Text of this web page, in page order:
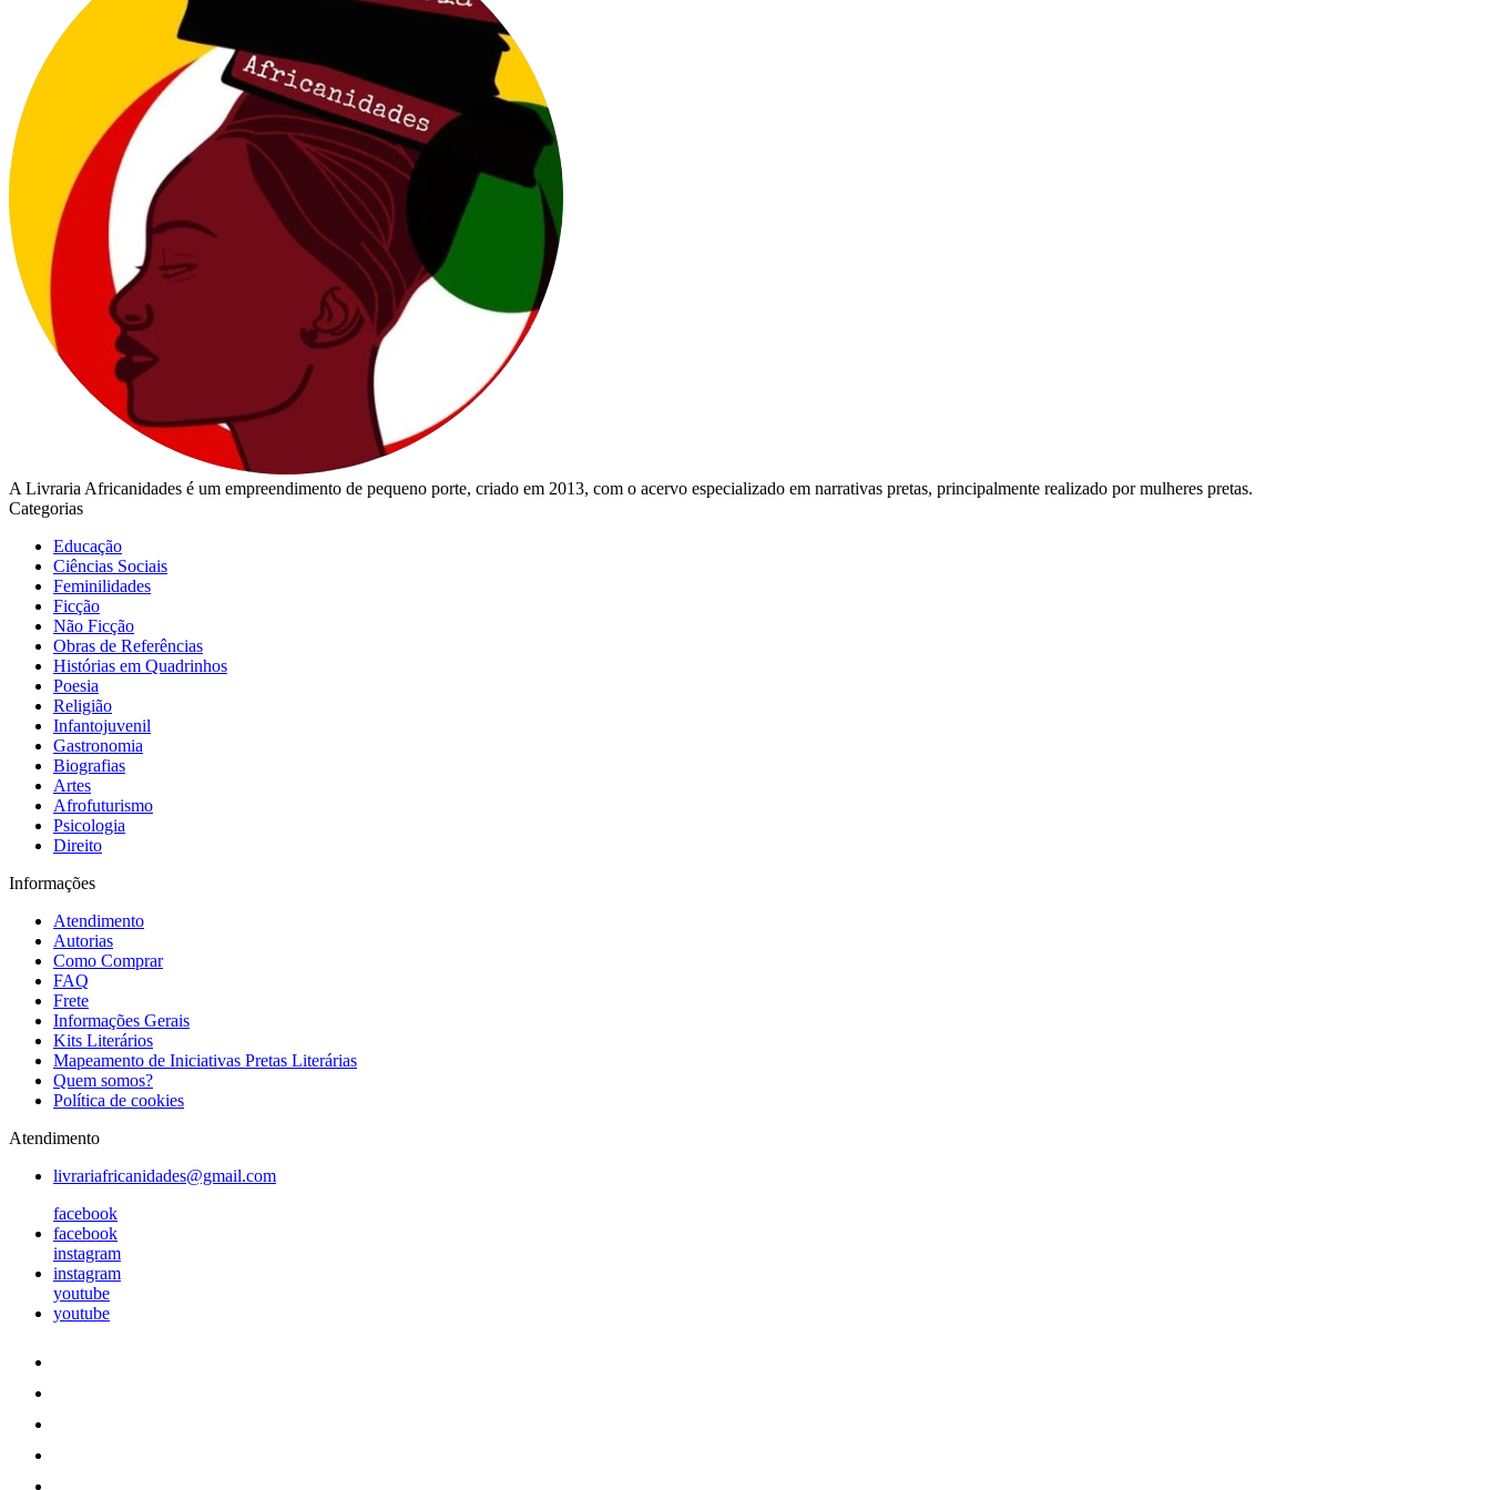
A Livraria Africanidades é um empreendimento de pequeno porte, criado em 2013, com o acervo especializado em narrativas pretas, principalmente realizado por mulheres pretas.
Categorias
Educação
Ciências Sociais
Feminilidades
Ficção
Não Ficção
Obras de Referências
Histórias em Quadrinhos
Poesia
Religião
Infantojuvenil
Gastronomia
Biografias
Artes
Afrofuturismo
Psicologia
Direito
Informações
Atendimento
Autorias
Como Comprar
FAQ
Frete
Informações Gerais
Kits Literários
Mapeamento de Iniciativas Pretas Literárias
Quem somos?
Política de cookies
Atendimento
livrariafricanidades@gmail.com
facebook
facebook
instagram
instagram
youtube
youtube